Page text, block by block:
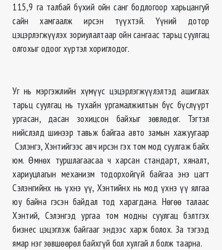
115,9 га талбай бүхий ойн санг бодлогоор харьцангуй
сайн хамгаалж ирсэн түүхтэй. Үүний дотор
цэцэрлэгжүүлэх зориулалтаар ойн сангаас тарьц суулгац
олгохыг одоог хүртэл хориглодог.
Уг нь мэргэжлийн хүмүүс цэцэрлэгжүүлэлтэд ашиглах
тарьц суулгац нь тухайн ургамалжилтын бүс бүслүүрт
ургасан, дасан зохицсон байхыг зөвлөдөг. Тэгтэл
нийслэлд шинээр тавьж байгаа авто замын хажуугаар
Сэлэнгэ, Хэнтийгээс авч ирсэн гэх том мод суулгаж байх
юм. Өмнөх туршлагаасаа ч харсан стандарт, хяналт,
хариуцлагын механизм тодорхойгүй байгаа энэ цагт
Сэлэнгийнх нь үхнэ үү, Хэнтийнх нь мод үхнэ үү ялгаа
юу байна гэсэн байдал тод харагдана. Нөгөө талаас
Хэнтий, Сэлэнгэд ургаа том модны суулгац бэлтгэх
бизнес цэцэглэж байгааг эндээс харж болох. За тэгээд
ямар нэг зөвшөөрөл байхгүй бол хулгай л болж таарна.